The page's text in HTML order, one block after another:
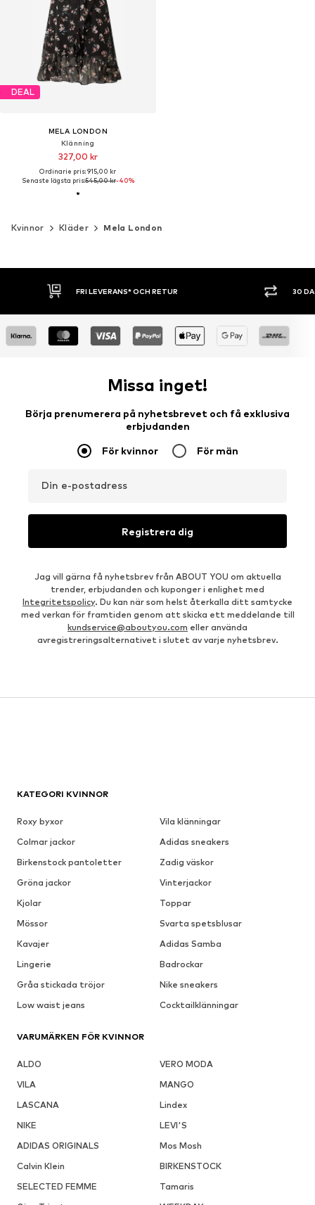
DEAL
MELA LONDON
Klänning
327,00 kr
Ordinarie pris: 915,00 kr
Senaste lägsta pris:545,00 kr-40%
Kvinnor Kläder Mela London
30 DAGARS ÖPPET KÖP SHOPPA NU.
Missa inget!
Börja prenumerera på nyhetsbrevet och få exklusiva
erbjudanden
För kvinnor För män
Din e-postadress
Registrera dig
Jag vill gärna få nyhetsbrev från ABOUT YOU om aktuella
trender, erbjudanden och kuponger i enlighet med
Integritetspolicy. Du kan när som helst återkalla ditt samtycke
med verkan för framtiden genom att skicka ett meddelande till
kundservice@aboutyou.com eller använda
avregistreringsalternativet i slutet av varje nyhetsbrev.
KATEGORI KVINNOR
Roxy byxor
Vila klänningar
Colmar jackor
Adidas sneakers
Birkenstock pantoletter
Zadig väskor
Gröna jackor
Vinterjackor
Kjolar
Toppar
Mössor
Svarta spetsblusar
Kavajer
Adidas Samba
Lingerie
Badrockar
Gråa stickada tröjor
Nike sneakers
Low waist jeans
Cocktailklänningar
VARUMÄRKEN FÖR KVINNOR
ALDO
VERO MODA
VILA
MANGO
LASCANA
Lindex
NIKE
LEVI'S
ADIDAS ORIGINALS
Mos Mosh
Calvin Klein
BIRKENSTOCK
SELECTED FEMME
Tamaris